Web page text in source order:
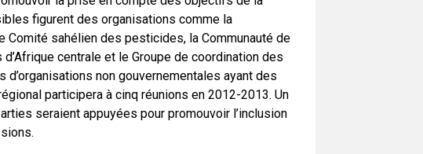
figurent des organisations comme la
sahélien des pesticides, la Communauté de
centrale et le Groupe de coordination des
non gouvernementales ayant des
participera à cinq réunions en 2012-2013. Un
seraient appuyées pour promouvoir l’inclusion